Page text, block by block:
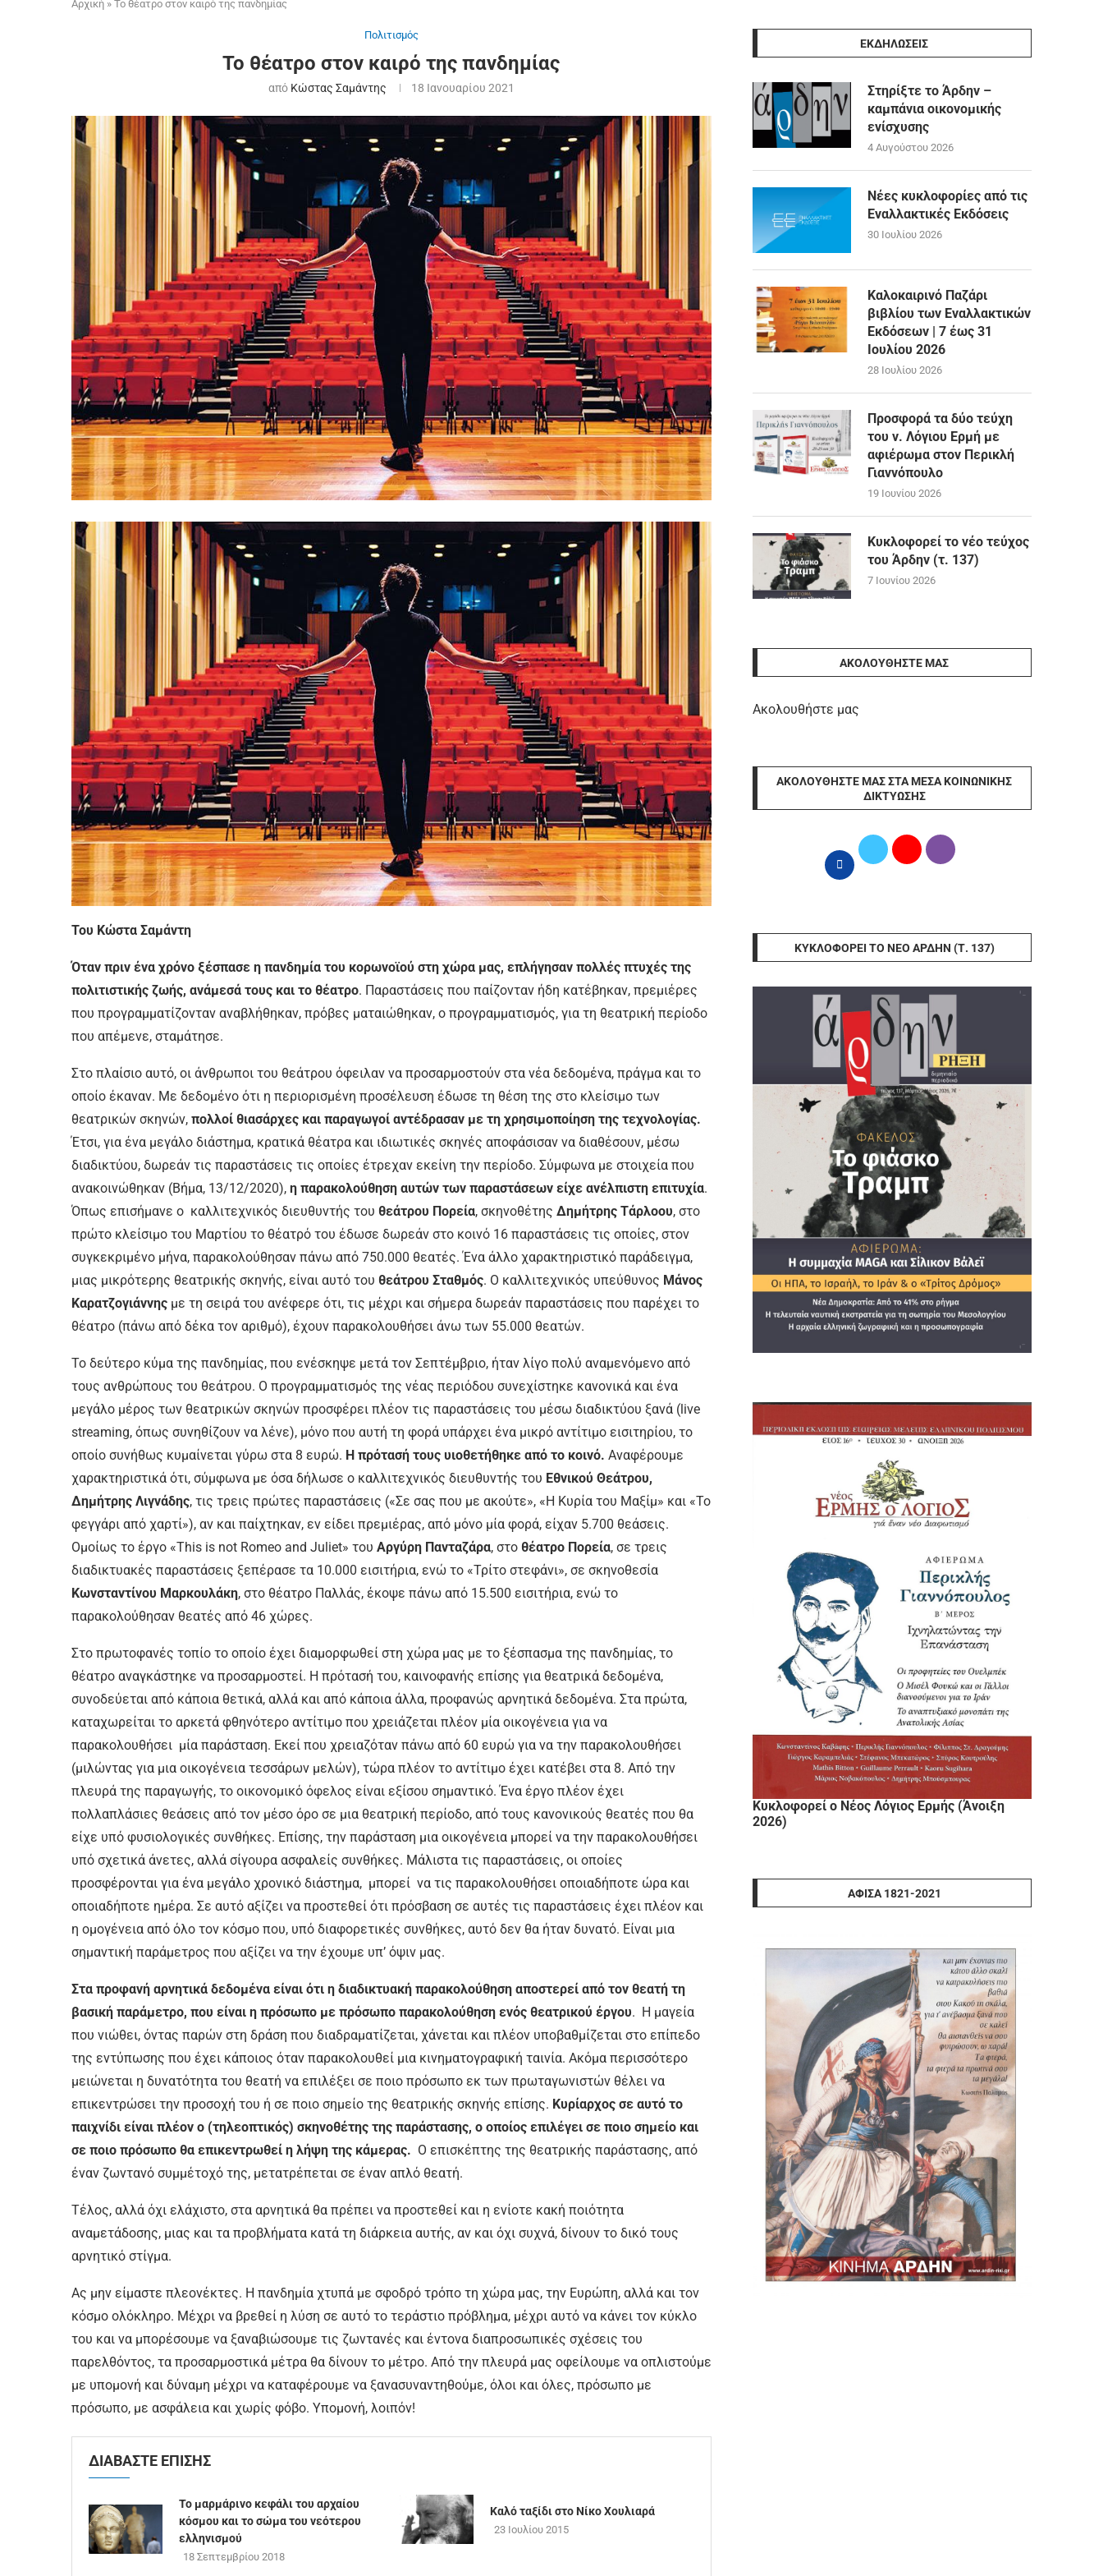
Αρχική » Το θέατρο στον καιρό της πανδημίας
Πολιτισμός
Το θέατρο στον καιρό της πανδημίας
από Κώστας Σαμάντης 18 Ιανουαρίου 2021
Του Κώστα Σαμάντη
Όταν πριν ένα χρόνο ξέσπασε η πανδηµία του κορωνοϊού στη χώρα µας, επλήγησαν πολλές πτυχές της
πολιτιστικής ζωής, ανάµεσά τους και το θέατρο. Παραστάσεις που παίζονταν ήδη κατέβηκαν, πρεµιέρες
που προγραµµατίζονταν αναβλήθηκαν, πρόβες µαταιώθηκαν, ο προγραµµατισµός, για τη θεατρική περίοδο
που απέµενε, σταµάτησε.
Στο πλαίσιο αυτό, οι άνθρωποι του θεάτρου όφειλαν να προσαρµοστούν στα νέα δεδοµένα, πράγµα και το
οποίο έκαναν. Με δεδοµένο ότι η περιορισµένη προσέλευση έδωσε τη θέση της στο κλείσιµο των
θεατρικών σκηνών, πολλοί θιασάρχες και παραγωγοί αντέδρασαν µε τη χρησιµοποίηση της τεχνολογίας.
Έτσι, για ένα µεγάλο διάστηµα, κρατικά θέατρα και ιδιωτικές σκηνές αποφάσισαν να διαθέσουν, µέσω
διαδικτύου, δωρεάν τις παραστάσεις τις οποίες έτρεχαν εκείνη την περίοδο. Σύµφωνα µε στοιχεία που
ανακοινώθηκαν (Βήµα, 13/12/2020), η παρακολούθηση αυτών των παραστάσεων είχε ανέλπιστη επιτυχία.
Όπως επισήµανε ο καλλιτεχνικός διευθυντής του θεάτρου Πορεία, σκηνοθέτης Δηµήτρης Τάρλοου, στο
πρώτο κλείσιµο του Μαρτίου το θέατρό του έδωσε δωρεάν στο κοινό 16 παραστάσεις τις οποίες, στον
συγκεκριµένο µήνα, παρακολούθησαν πάνω από 750.000 θεατές. Ένα άλλο χαρακτηριστικό παράδειγµα,
µιας µικρότερης θεατρικής σκηνής, είναι αυτό του θεάτρου Σταθµός. Ο καλλιτεχνικός υπεύθυνος Μάνος
Καρατζογιάννης µε τη σειρά του ανέφερε ότι, τις µέχρι και σήµερα δωρεάν παραστάσεις που παρέχει το
θέατρο (πάνω από δέκα τον αριθµό), έχουν παρακολουθήσει άνω των 55.000 θεατών.
Το δεύτερο κύµα της πανδηµίας, που ενέσκηψε µετά τον Σεπτέµβριο, ήταν λίγο πολύ αναµενόµενο από
τους ανθρώπους του θεάτρου. Ο προγραµµατισµός της νέας περιόδου συνεχίστηκε κανονικά και ένα
µεγάλο µέρος των θεατρικών σκηνών προσφέρει πλέον τις παραστάσεις του µέσω διαδικτύου ξανά (live
streaming, όπως συνηθίζουν να λένε), µόνο που αυτή τη φορά υπάρχει ένα µικρό αντίτιµο εισιτηρίου, το
οποίο συνήθως κυµαίνεται γύρω στα 8 ευρώ. Η πρότασή τους υιοθετήθηκε από το κοινό. Αναφέρουµε
χαρακτηριστικά ότι, σύµφωνα µε όσα δήλωσε ο καλλιτεχνικός διευθυντής του Εθνικού Θεάτρου,
Δηµήτρης Λιγνάδης, τις τρεις πρώτες παραστάσεις («Σε σας που µε ακούτε», «Η Κυρία του Μαξίµ» και «Το
φεγγάρι από χαρτί»), αν και παίχτηκαν, εν είδει πρεµιέρας, από µόνο µία φορά, είχαν 5.700 θεάσεις.
Οµοίως το έργο «This is not Romeo and Juliet» του Αργύρη Πανταζάρα, στο θέατρο Πορεία, σε τρεις
διαδικτυακές παραστάσεις ξεπέρασε τα 10.000 εισιτήρια, ενώ το «Τρίτο στεφάνι», σε σκηνοθεσία
Κωνσταντίνου Μαρκουλάκη, στο θέατρο Παλλάς, έκοψε πάνω από 15.500 εισιτήρια, ενώ το
παρακολούθησαν θεατές από 46 χώρες.
Στο πρωτοφανές τοπίο το οποίο έχει διαµορφωθεί στη χώρα µας µε το ξέσπασµα της πανδηµίας, το
θέατρο αναγκάστηκε να προσαρµοστεί. Η πρότασή του, καινοφανής επίσης για θεατρικά δεδοµένα,
συνοδεύεται από κάποια θετικά, αλλά και από κάποια άλλα, προφανώς αρνητικά δεδοµένα. Στα πρώτα,
καταχωρείται το αρκετά φθηνότερο αντίτιµο που χρειάζεται πλέον µία οικογένεια για να
παρακολουθήσει µία παράσταση. Εκεί που χρειαζόταν πάνω από 60 ευρώ για να την παρακολουθήσει
(µιλώντας για µια οικογένεια τεσσάρων µελών), τώρα πλέον το αντίτιµο έχει κατέβει στα 8. Από την
πλευρά της παραγωγής, το οικονοµικό όφελος είναι εξίσου σηµαντικό. Ένα έργο πλέον έχει
πολλαπλάσιες θεάσεις από τον µέσο όρο σε µια θεατρική περίοδο, από τους κανονικούς θεατές που θα
είχε υπό φυσιολογικές συνθήκες. Επίσης, την παράσταση µια οικογένεια µπορεί να την παρακολουθήσει
υπό σχετικά άνετες, αλλά σίγουρα ασφαλείς συνθήκες. Μάλιστα τις παραστάσεις, οι οποίες
προσφέρονται για ένα µεγάλο χρονικό διάστηµα, µπορεί να τις παρακολουθήσει οποιαδήποτε ώρα και
οποιαδήποτε ηµέρα. Σε αυτό αξίζει να προστεθεί ότι πρόσβαση σε αυτές τις παραστάσεις έχει πλέον και
η οµογένεια από όλο τον κόσµο που, υπό διαφορετικές συνθήκες, αυτό δεν θα ήταν δυνατό. Είναι µια
σηµαντική παράµετρος που αξίζει να την έχουµε υπ’ όψιν µας.
Στα προφανή αρνητικά δεδοµένα είναι ότι η διαδικτυακή παρακολούθηση αποστερεί από τον θεατή τη
βασική παράµετρο, που είναι η πρόσωπο µε πρόσωπο παρακολούθηση ενός θεατρικού έργου. Η µαγεία
που νιώθει, όντας παρών στη δράση που διαδραµατίζεται, χάνεται και πλέον υποβαθµίζεται στο επίπεδο
της εντύπωσης που έχει κάποιος όταν παρακολουθεί µια κινηµατογραφική ταινία. Ακόµα περισσότερο
µειώνεται η δυνατότητα του θεατή να επιλέξει σε ποιο πρόσωπο εκ των πρωταγωνιστών θέλει να
επικεντρώσει την προσοχή του ή σε ποιο σηµείο της θεατρικής σκηνής επίσης. Κυρίαρχος σε αυτό το
παιχνίδι είναι πλέον ο (τηλεοπτικός) σκηνοθέτης της παράστασης, ο οποίος επιλέγει σε ποιο σηµείο και
σε ποιο πρόσωπο θα επικεντρωθεί η λήψη της κάµερας. Ο επισκέπτης της θεατρικής παράστασης, από
έναν ζωντανό συµµέτοχό της, µετατρέπεται σε έναν απλό θεατή.
Τέλος, αλλά όχι ελάχιστο, στα αρνητικά θα πρέπει να προστεθεί και η ενίοτε κακή ποιότητα
αναµετάδοσης, µιας και τα προβλήµατα κατά τη διάρκεια αυτής, αν και όχι συχνά, δίνουν το δικό τους
αρνητικό στίγµα.
Ας µην είµαστε πλεονέκτες. Η πανδηµία χτυπά µε σφοδρό τρόπο τη χώρα µας, την Ευρώπη, αλλά και τον
κόσµο ολόκληρο. Μέχρι να βρεθεί η λύση σε αυτό το τεράστιο πρόβληµα, µέχρι αυτό να κάνει τον κύκλο
του και να µπορέσουµε να ξαναβιώσουµε τις ζωντανές και έντονα διαπροσωπικές σχέσεις του
παρελθόντος, τα προσαρµοστικά µέτρα θα δίνουν το µέτρο. Από την πλευρά µας οφείλουµε να οπλιστούµε
µε υποµονή και δύναµη µέχρι να καταφέρουµε να ξανασυναντηθούµε, όλοι και όλες, πρόσωπο µε
πρόσωπο, µε ασφάλεια και χωρίς φόβο. Υποµονή, λοιπόν!
ΔΙΑΒΑΣΤΕ ΕΠΙΣΗΣ
Το μαρμάρινο κεφάλι του αρχαίου
κόσμου και το σώμα του νεότερου
ελληνισμού
18 Σεπτεμβρίου 2018
Καλό ταξίδι στο Νίκο Χουλιαρά
23 Ιουλίου 2015
ΕΚΔΗΛΩΣΕΙΣ
Στηρίξτε το Άρδην –
καμπάνια οικονομικής
ενίσχυσης
4 Αυγούστου 2026
Νέες κυκλοφορίες από τις
Εναλλακτικές Εκδόσεις
30 Ιουλίου 2026
Καλοκαιρινό Παζάρι
βιβλίου των Εναλλακτικών
Εκδόσεων | 7 έως 31
Ιουλίου 2026
28 Ιουλίου 2026
Προσφορά τα δύο τεύχη
του ν. Λόγιου Ερμή με
αφιέρωμα στον Περικλή
Γιαννόπουλο
19 Ιουνίου 2026
Κυκλοφορεί το νέο τεύχος
του Άρδην (τ. 137)
7 Ιουνίου 2026
ΑΚΟΛΟΥΘΉΣΤΕ ΜΑΣ
Ακολουθήστε μας
ΑΚΟΛΟΥΘΉΣΤΕ ΜΑΣ ΣΤΑ ΜΈΣΑ ΚΟΙΝΩΝΙΚΉΣ
ΔΙΚΤΎΩΣΗΣ
ΚΥΚΛΟΦΟΡΕΊ ΤΟ ΝΈΟ ΆΡΔΗΝ (Τ. 137)
Κυκλοφορεί ο Νέος Λόγιος Ερμής (Άνοιξη
2026)
ΑΦΊΣΑ 1821-2021